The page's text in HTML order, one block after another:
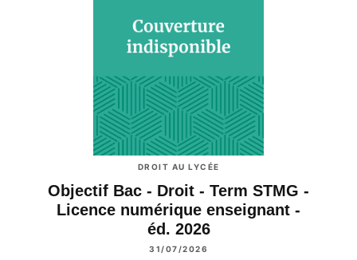
DROIT AU LYCÉE
Objectif Bac - Droit - Term STMG -
Licence numérique enseignant -
éd. 2026
31/07/2026